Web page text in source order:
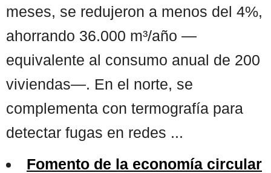
meses, se redujeron a menos del 4%,
ahorrando 36.000 m³/año —
equivalente al consumo anual de 200
viviendas—. En el norte, se
complementa con termografía para
detectar fugas en redes ...
Fomento de la economía circular